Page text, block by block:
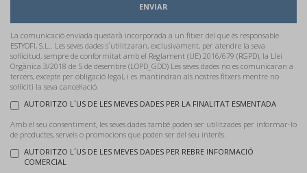
ENVIAR
La comunicació enviada quedarà incorporada a un fitxer del que és responsable
ESTYOFI, S.L.. Les seves dades s´utilitzaran, exclusivament, per atendre la seva
sol·licitud, sempre de conformitat amb el Reglament (UE) 2016/679 (RGPD), la Llei
Orgànica 3/2018 de 5 de desembre (LOPD_GDD) Les seves dades no es comunicaran a
tercers, excepte per obligació legal, i es mantindran als nostres fitxers mentre no
sol·liciti la seva cancel·lació.
AUTORITZO L´US DE LES MEVES DADES PER LA FINALITAT ESMENTADA
Amb el seu consentiment, les seves dades també poden ser utilitzades per informar-lo
de productes, serveis o promocions que poden ser del seu interès.
AUTORITZO L´US DE LES MEVES DADES PER REBRE INFORMACIÓ
COMERCIAL